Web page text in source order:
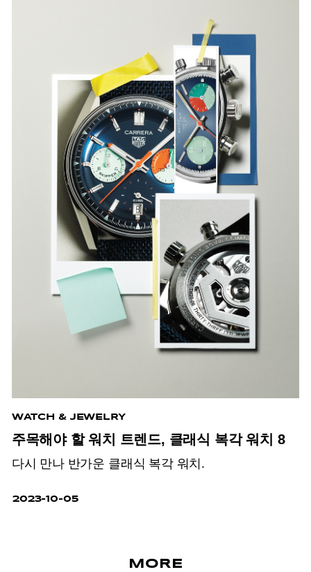
WATCH & JEWELRY
주목해야 할 워치 트렌드, 클래식 복각 워치 8
다시 만나 반가운 클래식 복각 워치.
2023-10-05
MORE